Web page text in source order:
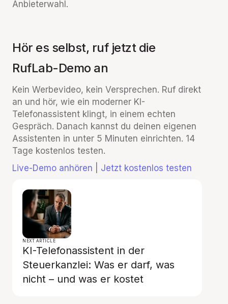
Anbieterwahl.
Hör es selbst, ruf jetzt die
RufLab-Demo an
Kein Werbevideo, kein Versprechen. Ruf direkt
an und hör, wie ein moderner KI-
Telefonassistent klingt, in einem echten
Gespräch. Danach kannst du deinen eigenen
Assistenten in unter 5 Minuten einrichten. 14
Tage kostenlos testen.
Live-Demo anhören
Jetzt kostenlos testen
NEXT ARTICLE
KI-Telefonassistent in der
Steuerkanzlei: Was er darf, was
nicht – und was er kostet